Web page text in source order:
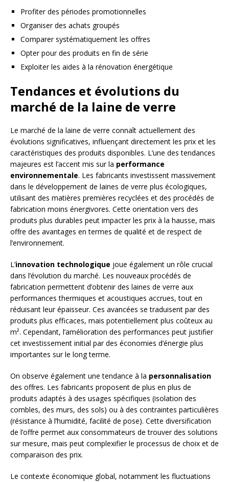
Profiter des périodes promotionnelles
Organiser des achats groupés
Comparer systématiquement les offres
Opter pour des produits en fin de série
Exploiter les aides à la rénovation énergétique
Tendances et évolutions du
marché de la laine de verre
Le marché de la laine de verre connaît actuellement des
évolutions significatives, influençant directement les prix et les
caractéristiques des produits disponibles. L’une des tendances
majeures est l’accent mis sur la performance
environnementale. Les fabricants investissent massivement
dans le développement de laines de verre plus écologiques,
utilisant des matières premières recyclées et des procédés de
fabrication moins énergivores. Cette orientation vers des
produits plus durables peut impacter les prix à la hausse, mais
offre des avantages en termes de qualité et de respect de
l’environnement.
L’innovation technologique joue également un rôle crucial
dans l’évolution du marché. Les nouveaux procédés de
fabrication permettent d’obtenir des laines de verre aux
performances thermiques et acoustiques accrues, tout en
réduisant leur épaisseur. Ces avancées se traduisent par des
produits plus efficaces, mais potentiellement plus coûteux au
m². Cependant, l’amélioration des performances peut justifier
cet investissement initial par des économies d’énergie plus
importantes sur le long terme.
On observe également une tendance à la personnalisation
des offres. Les fabricants proposent de plus en plus de
produits adaptés à des usages spécifiques (isolation des
combles, des murs, des sols) ou à des contraintes particulières
(résistance à l’humidité, facilité de pose). Cette diversification
de l’offre permet aux consommateurs de trouver des solutions
sur mesure, mais peut complexifier le processus de choix et de
comparaison des prix.
Le contexte économique global, notamment les fluctuations